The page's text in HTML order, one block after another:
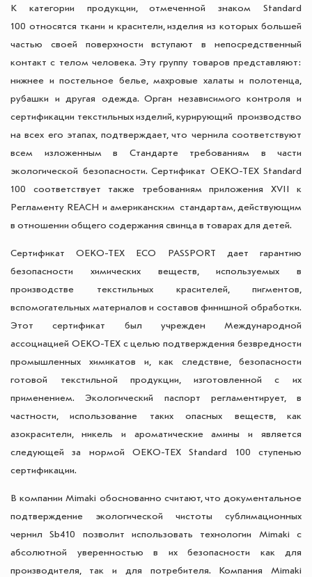
К категории продукции, отмеченной знаком Standard
100 относятся ткани и красители, изделия из которых большей
частью своей поверхности вступают в непосредственный
контакт с телом человека. Эту группу товаров представляют:
нижнее и постельное белье, махровые халаты и полотенца,
рубашки и другая одежда. Орган независимого контроля и
сертификации текстильных изделий, курирующий производство
на всех его этапах, подтверждает, что чернила соответствуют
всем изложенным в Стандарте требованиям в части
экологической безопасности. Сертификат OEKO-TEX Standard
100 соответствует также требованиям приложения XVII к
Регламенту REACH и американским стандартам, действующим
в отношении общего содержания свинца в товарах для детей.
Сертификат OEKO-TEX ECO PASSPORT дает гарантию
безопасности химических веществ, используемых в
производстве текстильных красителей, пигментов,
вспомогательных материалов и составов финишной обработки.
Этот сертификат был учрежден Международной
ассоциацией OEKO-TEX с целью подтверждения безвредности
промышленных химикатов и, как следствие, безопасности
готовой текстильной продукции, изготовленной с их
применением. Экологический паспорт регламентирует, в
частности, использование таких опасных веществ, как
азокрасители, никель и ароматические амины и является
следующей за нормой OEKO-TEX Standard 100 ступенью
сертификации.
В компании Mimaki обоснованно считают, что документальное
подтверждение экологической чистоты сублимационных
чернил Sb410 позволит использовать технологии Mimaki с
абсолютной уверенностью в их безопасности как для
производителя, так и для потребителя. Компания Mimaki